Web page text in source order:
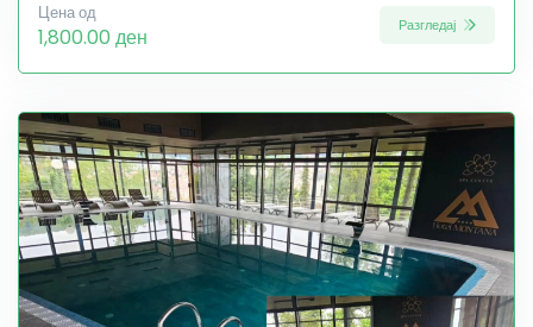
Цена од
1,800.00 ден Разгледај